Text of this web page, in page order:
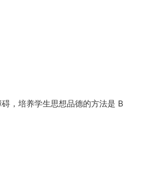
，培养学生思想品德的方法是 B